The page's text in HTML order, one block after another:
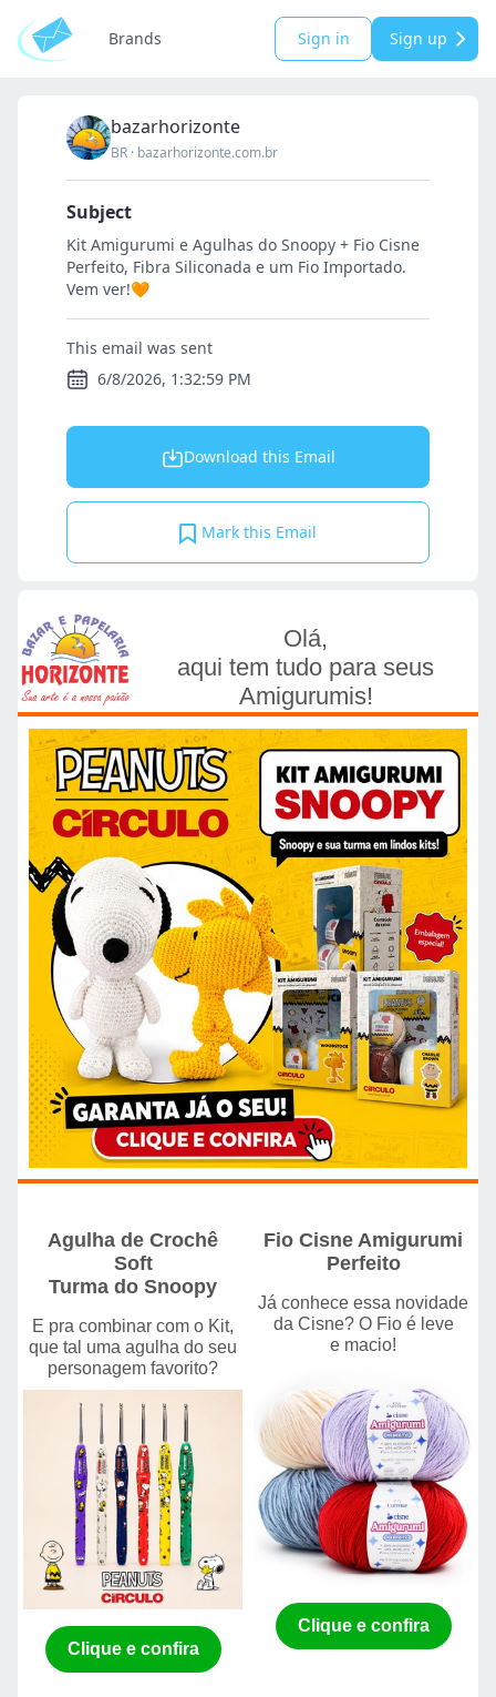
Brands Sign in Sign up
bazarhorizonte
BR · bazarhorizonte.com.br
Subject
Kit Amigurumi e Agulhas do Snoopy + Fio Cisne
Perfeito, Fibra Siliconada e um Fio Importado.
Vem ver!🧡
This email was sent
6/8/2026, 1:32:59 PM
Download this Email
Mark this Email